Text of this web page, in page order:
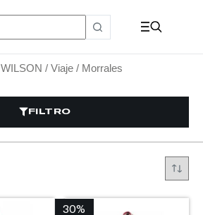
WILSON / Viaje/ Morrales
FILTRO
30%